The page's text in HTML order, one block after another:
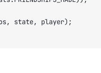
state, player);